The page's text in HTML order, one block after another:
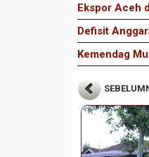
Ekspor Aceh
Defisit
Kemendag